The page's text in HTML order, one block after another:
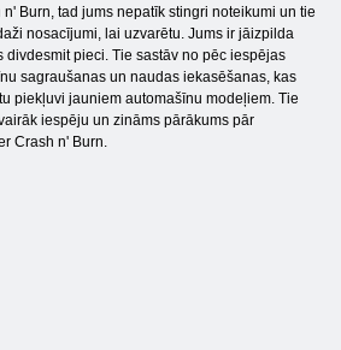
Burn, tad jums nepatīk stingri noteikumi un tie
nosacījumi, lai uzvarētu. Jums ir jāizpilda
divdesmit pieci. Tie sastāv no pēc iespējas
sagraušanas un naudas iekasēšanas, kas
piekļuvi jauniem automašīnu modeļiem. Tie
iespēju un zināms pārākums pār
Crash n' Burn.